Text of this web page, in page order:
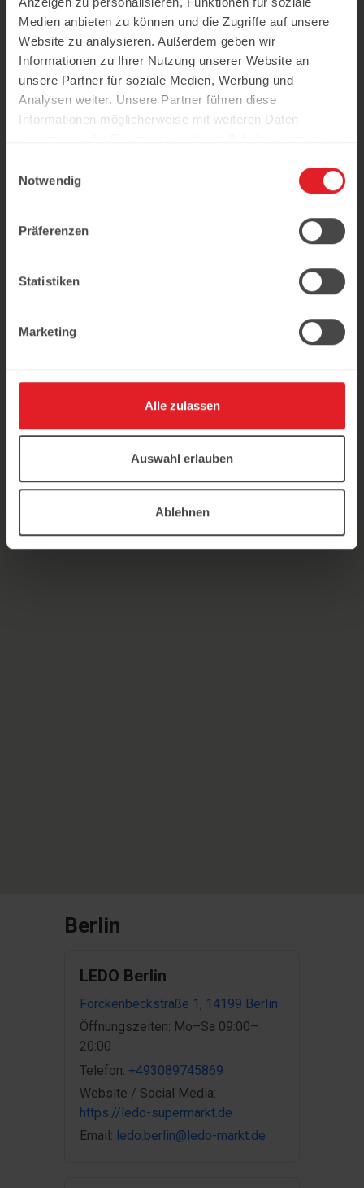
Medien anbieten zu können und die Zugriffe auf unsere
Website zu analysieren. Außerdem geben wir
Informationen zu Ihrer Nutzung unserer Website an
unsere Partner für soziale Medien, Werbung und
Analysen weiter. Unsere Partner führen diese
Informationen möglicherweise mit weiteren Daten
haben.
Notwendig
Präferenzen
Statistiken
Marketing
Alle zulassen
Auswahl erlauben
Ablehnen
Berlin
LEDO Berlin
Forckenbeckstraße 1, 14199 Berlin
Öffnungszeiten: Mo–Sa 09:00–
20:00
Telefon: +493089745869
Website / Social Media:
https://ledo-supermarkt.de
Email: ledo.berlin@ledo-markt.de